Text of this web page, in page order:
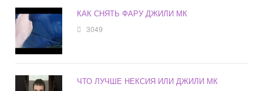
КАК СНЯТЬ ФАРУ ДЖИЛИ МК
3049
ЧТО ЛУЧШЕ НЕКСИЯ ИЛИ ДЖИЛИ МК